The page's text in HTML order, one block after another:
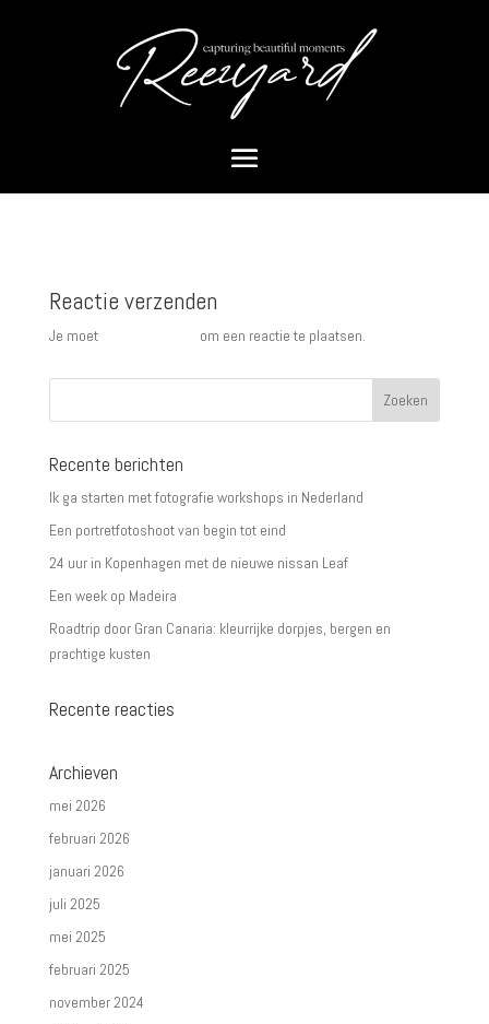
Portret 5
Portretten
Reactie verzenden
Je moet om een reactie te plaatsen.
Recente berichten
Ik ga starten met fotografie workshops in Nederland
Een portretfotoshoot van begin tot eind
24 uur in Kopenhagen met de nieuwe nissan Leaf
Een week op Madeira
Roadtrip door Gran Canaria: kleurrijke dorpjes, bergen en
prachtige kusten
Recente reacties
Archieven
mei 2026
februari 2026
januari 2026
juli 2025
mei 2025
februari 2025
november 2024